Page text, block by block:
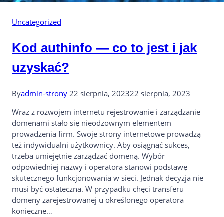
Uncategorized
Kod authinfo — co to jest i jak
uzyskać?
Byadmin-strony 22 sierpnia, 202322 sierpnia, 2023
Wraz z rozwojem internetu rejestrowanie i zarządzanie
domenami stało się nieodzownym elementem
prowadzenia firm. Swoje strony internetowe prowadzą
też indywidualni użytkownicy. Aby osiągnąć sukces,
trzeba umiejętnie zarządzać domeną. Wybór
odpowiedniej nazwy i operatora stanowi podstawę
skutecznego funkcjonowania w sieci. Jednak decyzja nie
musi być ostateczna. W przypadku chęci transferu
domeny zarejestrowanej u określonego operatora
konieczne…